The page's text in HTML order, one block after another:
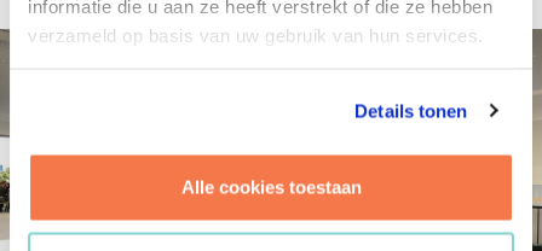
informatie die u aan ze heeft verstrekt of die ze hebben
verzameld op basis van uw gebruik van hun services.
Details tonen
Alle cookies toestaan